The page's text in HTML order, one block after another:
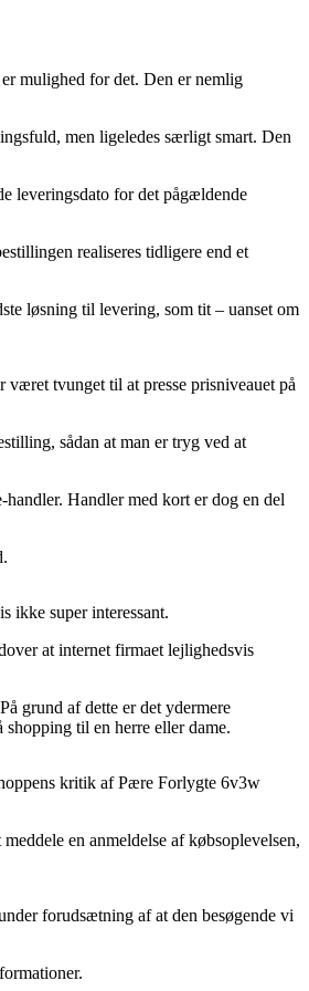
mulighed for det. Den er nemlig
men ligeledes særligt smart. Den
leveringsdato for det pågældende
realiseres tidligere end et
løsning til levering, som tit – uanset om
tvunget til at presse prisniveauet på
sådan at man er tryg ved at
Handler med kort er dog en del
ikke super interessant.
at internet firmaet lejlighedsvis
grund af dette er det ydermere
til en herre eller dame.
kritik af Pære Forlygte 6v3w
en anmeldelse af købsoplevelsen,
forudsætning af at den besøgende vi